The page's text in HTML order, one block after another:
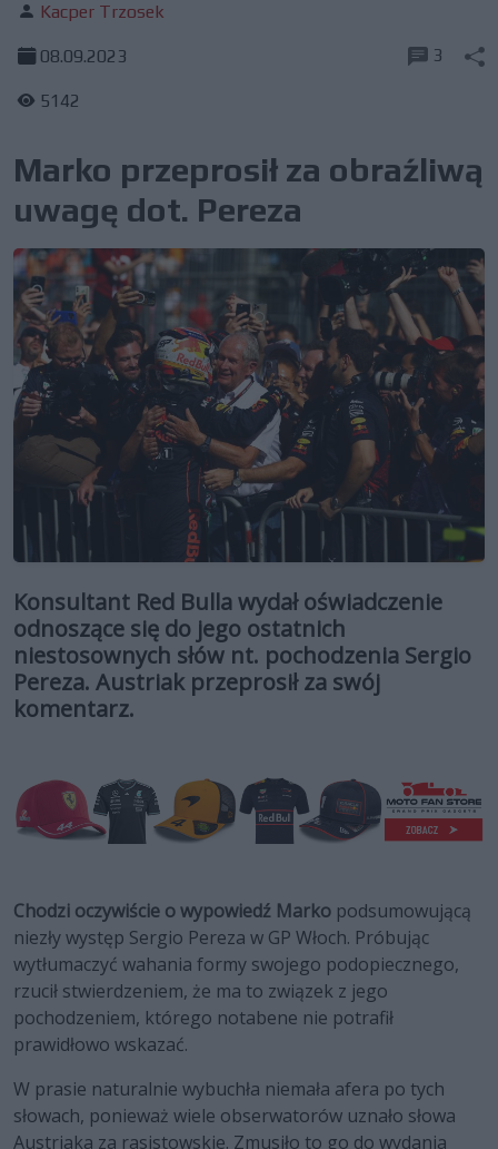
Kacper Trzosek
08.09.2023
5142
3
Marko przeprosił za obraźliwą
uwagę dot. Pereza
Konsultant Red Bulla wydał oświadczenie
odnoszące się do jego ostatnich
niestosownych słów nt. pochodzenia Sergio
Pereza. Austriak przeprosił za swój
komentarz.
Chodzi oczywiście o wypowiedź Marko podsumowującą
niezły występ Sergio Pereza w GP Włoch. Próbując
wytłumaczyć wahania formy swojego podopiecznego,
rzucił stwierdzeniem, że ma to związek z jego
pochodzeniem, którego notabene nie potrafił
prawidłowo wskazać.
W prasie naturalnie wybuchła niemała afera po tych
słowach, ponieważ wiele obserwatorów uznało słowa
Austriaka za rasistowskie. Zmusiło to go do wydania